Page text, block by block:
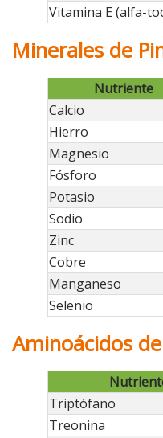
Vitamina E (alfa-
Minerales de
Nutriente
Calcio
Hierro
Magnesio
Fósforo
Potasio
Sodio
Zinc
Cobre
Manganeso
Selenio
Aminoácidos
Triptófano
Treonina